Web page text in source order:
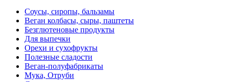
Соусы, сиропы, бальзамы
Веган колбасы, сыры, паштеты
Безглютеновые продукты
Для выпечки
Орехи и сухофрукты
Полезные сладости
Веган-полуфабрикаты
Мука, Отруби